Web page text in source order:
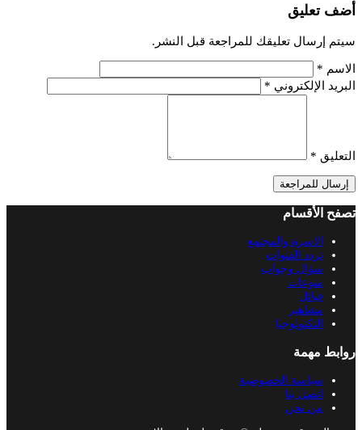
أضف تعليق
سيتم إرسال تعليقك للمراجعة قبل النشر.
الاسم *
البريد الإلكتروني *
التعليق *
إرسال للمراجعة
تصفح الأقسام
الاسرة والمجتمع
تردد القنوات
سؤال وجواب
منوعات
قبائل
مشاهير
التكنولوجيا
روابط مهمة
سياسة الخصوصية
اتصل بنا
من نحن